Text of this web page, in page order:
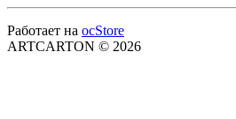
Работает на ocStore
ARTCARTON © 2026